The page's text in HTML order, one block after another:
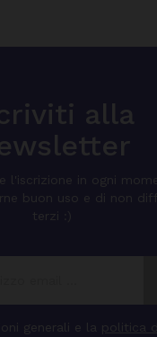
alla
l'iscrizione in ogni
buon uso e di non
terzi :)
generali e la politica